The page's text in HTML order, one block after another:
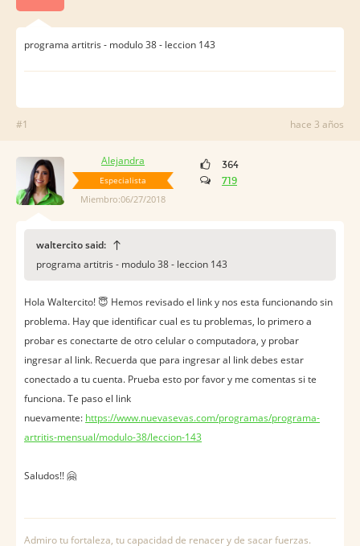
programa artitris - modulo 38 - leccion 143
#1 hace 3 años
Alejandra
Especialista
Miembro:06/27/2018
364
719
waltercito said:
programa artitris - modulo 38 - leccion 143
Hola Waltercito! 😇 Hemos revisado el link y nos esta funcionando sin
problema. Hay que identificar cual es tu problemas, lo primero a
probar es conectarte de otro celular o computadora, y probar
ingresar al link. Recuerda que para ingresar al link debes estar
conectado a tu cuenta. Prueba esto por favor y me comentas si te
funciona. Te paso el link
nuevamente: https://www.nuevasevas.com/programas/programa-
artritis-mensual/modulo-38/leccion-143
Saludos!! 🤗
Admiro tu fortaleza, tu capacidad de renacer y de sacar fuerzas.